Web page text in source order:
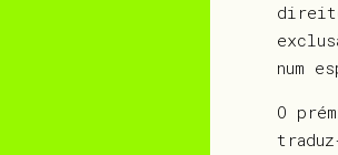
num
O